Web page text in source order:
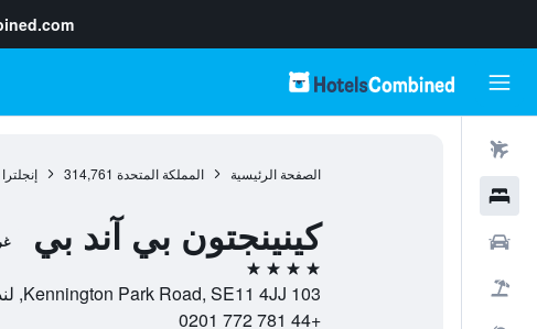
الصفحة الرئيسية المملكة المتحدة 314,761 إنجلترا
كينينجتون بي آند بي
4 نجوم
103 Kennington Park Road, SE11 4JJ, لندن, إنجلترا, المملكة المتحدة
+44 781 772 0201